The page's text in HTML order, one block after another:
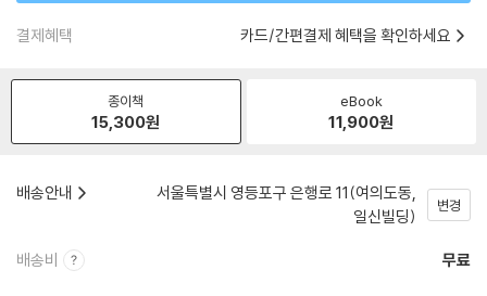
결제혜택 카드/간편결제 혜택을 확인하세요
종이책
15,300원
eBook
11,900원
배송안내
서울특별시 영등포구 은행로 11(여의도동,
일신빌딩)
변경
배송비 무료